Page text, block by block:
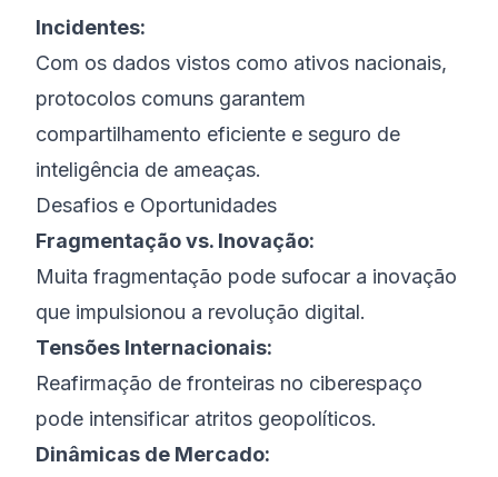
Incidentes:
Com os dados vistos como ativos nacionais,
protocolos comuns garantem
compartilhamento eficiente e seguro de
inteligência de ameaças.
Desafios e Oportunidades
Fragmentação vs. Inovação:
Muita fragmentação pode sufocar a inovação
que impulsionou a revolução digital.
Tensões Internacionais:
Reafirmação de fronteiras no ciberespaço
pode intensificar atritos geopolíticos.
Dinâmicas de Mercado: